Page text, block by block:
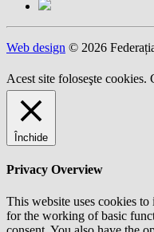
Web design © 2026
Acest site foloseşte cookies.
Închide
Privacy Overview
This website uses cookies
for the working of basic